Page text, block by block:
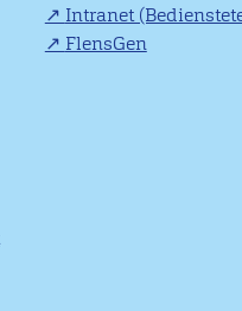
Intranet
FlensGen